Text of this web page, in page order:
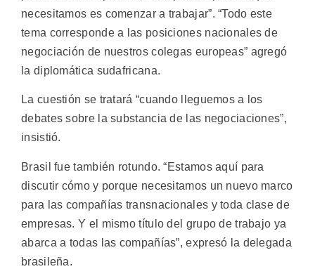
necesitamos es comenzar a trabajar”. “Todo este
tema corresponde a las posiciones nacionales de
negociación de nuestros colegas europeas” agregó
la diplomática sudafricana.
La cuestión se tratará “cuando lleguemos a los
debates sobre la substancia de las negociaciones”,
insistió.
Brasil fue también rotundo. “Estamos aquí para
discutir cómo y porque necesitamos un nuevo marco
para las compañías transnacionales y toda clase de
empresas. Y el mismo título del grupo de trabajo ya
abarca a todas las compañías”, expresó la delegada
brasileña.